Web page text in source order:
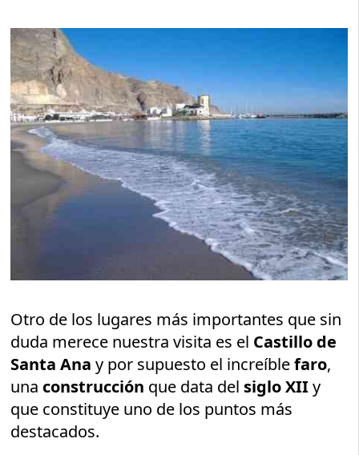
Otro de los lugares más importantes que sin
duda merece nuestra visita es el Castillo de
Santa Ana y por supuesto el increíblefaro,
una construcción que data del siglo XIIy
que constituye uno de los puntos más
destacados.